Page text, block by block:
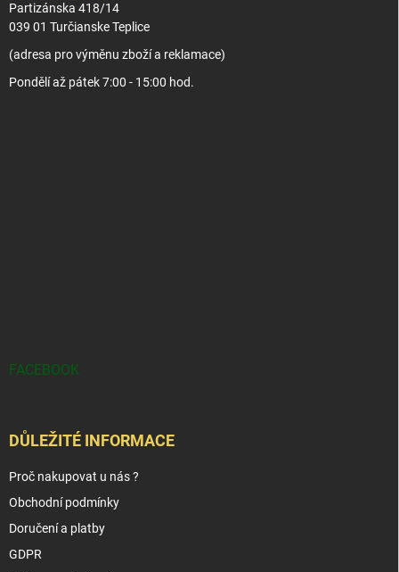
Partizánska 418/14
039 01 Turčianske Teplice
(adresa pro výměnu zboží a reklamace)
Pondělí až pátek 7:00 - 15:00 hod.
FACEBOOK
DŮLEŽITÉ INFORMACE
Proč nakupovat u nás ?
Obchodní podmínky
Doručení a platby
GDPR